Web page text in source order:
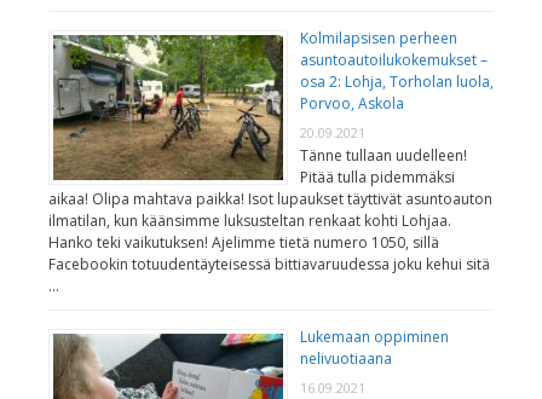
Kolmilapsisen perheen
asuntoautoilukokemukset –
osa 2: Lohja, Torholan luola,
Porvoo, Askola
20.09.2021
Tänne tullaan uudelleen!
Pitää tulla pidemmäksi
aikaa! Olipa mahtava paikka! Isot lupaukset täyttivät asuntoauton
ilmatilan, kun käänsimme luksusteltan renkaat kohti Lohjaa.
Hanko teki vaikutuksen! Ajelimme tietä numero 1050, sillä
Facebookin totuudentäyteisessä bittiavaruudessa joku kehui sitä
…
Lukemaan oppiminen
nelivuotiaana
16.09.2021